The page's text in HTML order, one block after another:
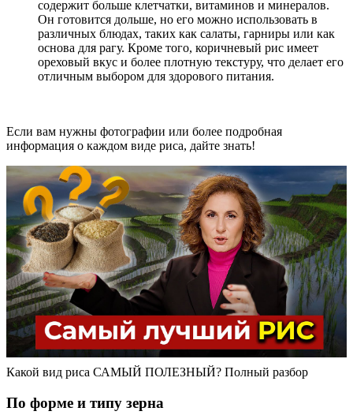
содержит больше клетчатки, витаминов и минералов.
Он готовится дольше, но его можно использовать в
различных блюдах, таких как салаты, гарниры или как
основа для рагу. Кроме того, коричневый рис имеет
ореховый вкус и более плотную текстуру, что делает его
отличным выбором для здорового питания.
Если вам нужны фотографии или более подробная
информация о каждом виде риса, дайте знать!
Какой вид риса САМЫЙ ПОЛЕЗНЫЙ? Полный разбор
По форме и типу зерна